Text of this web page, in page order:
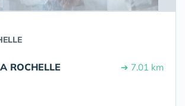
ROCHELLE ➔ 7.01 km